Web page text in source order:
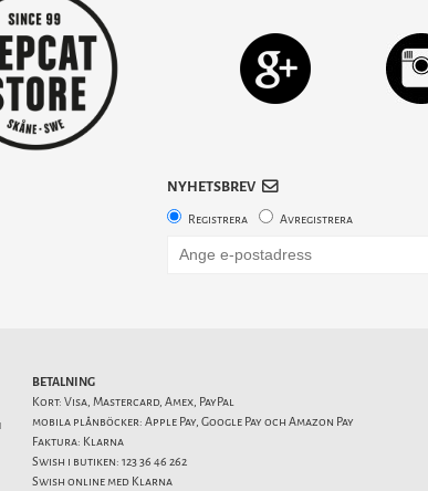
NYHETSBREV
Registrera Avregistrera
BETALNING
Kort: Visa, Mastercard, Amex, PayPal
mobila plånböcker: Apple Pay, Google Pay och Amazon Pay
Faktura: Klarna
Swish i butiken: 123 36 46 262
Swish online med Klarna